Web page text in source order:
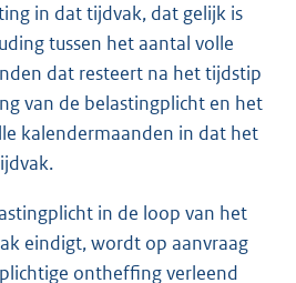
in dat tijdvak, dat gelijk is
tussen het aantal volle
dat resteert na het tijdstip
van de belastingplicht en het
kalendermaanden in dat het
in de loop van het
eindigt, wordt op aanvraag
ontheffing verleend